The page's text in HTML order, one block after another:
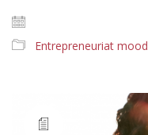
Entrepreneuriat mood